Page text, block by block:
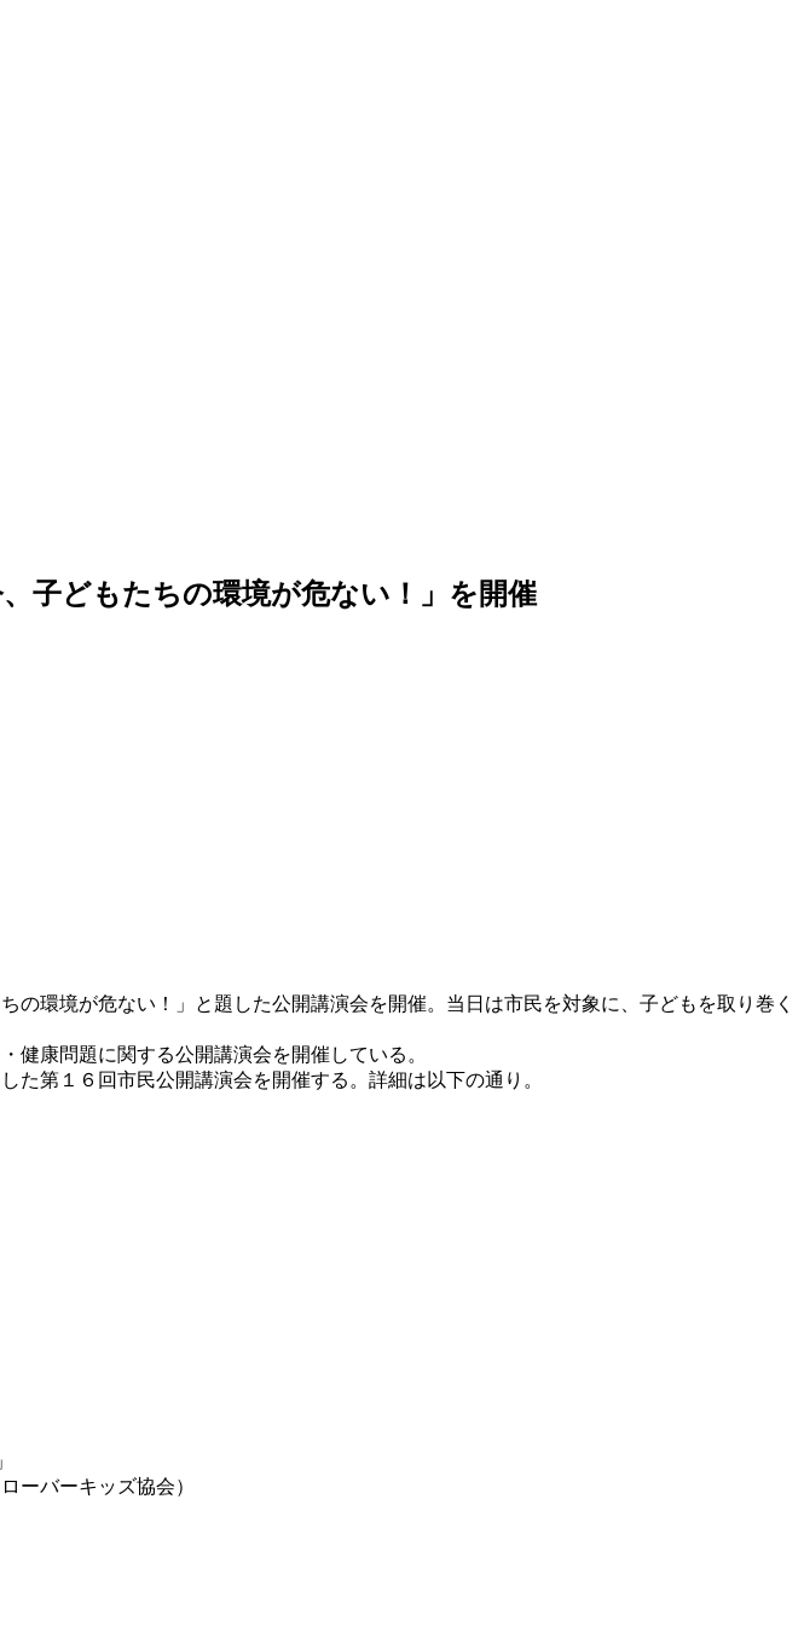
子どもたちの環境が危ない！」を開催
環境が危ない！」と題した公開講演会を開催。当日は市民を対象に、子どもを取り巻く
康問題に関する公開講演会を開催している。
第１６回市民公開講演会を開催する。詳細は以下の通り。
バーキッズ協会）